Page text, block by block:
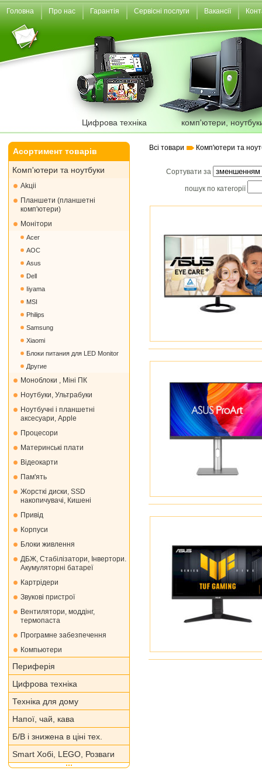
Головна Про нас Гарантія Сервісні послуги Вакансії
Цифрова техніка комп'ютери,
Асортимент товарів
Комп'ютери та ноутбуки
Akціі
Планшети (планшетні
комп'ютери)
Монiтори
Acer
AOC
Asus
Dell
Iiyama
MSI
Philips
Samsung
Xiaomi
Блоки питания для LED Monitor
Другие
Моноблоки , Міні ПК
Ноутбуки, Ультрабуки
Ноутбучні і планшетні
аксесуари, Apple
Процесори
Материнські плати
Відеокарти
Пам'ять
Жорсткі диски, SSD
накопичувачі, Кишені
Привід
Корпуси
Блоки живлення
ДБЖ, Стабілізатори, Інвертори.
Акумуляторні батареї
Картрідери
Звукові пристрої
Вентилятори, моддінг,
термопаста
Програмне забезпечення
Компьютери
Периферія
Цифрова техніка
Техніка для дому
Напої, чай, кава
Б/В і знижена в ціні тех.
Smart Хобі, LEGO, Розваги
Всі товари Комп'ютери та
Сортувати за
пошук по категорії